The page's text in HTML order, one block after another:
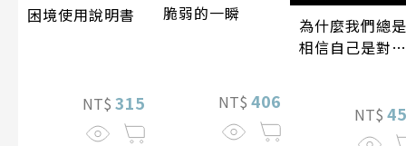
困境使用說明書
NT$ 315
脆弱的一瞬
NT$ 406
為什麼我們總是
相信自己是對
NT$